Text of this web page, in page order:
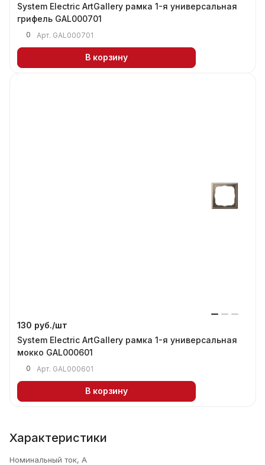
System Electric ArtGallery рамка 1-я универсальная
грифель GAL000701
0 Арт. GAL000701
В корзину
130 руб./шт
System Electric ArtGallery рамка 1-я универсальная
мокко GAL000601
0 Арт. GAL000601
В корзину
Характеристики
Номинальный ток, А